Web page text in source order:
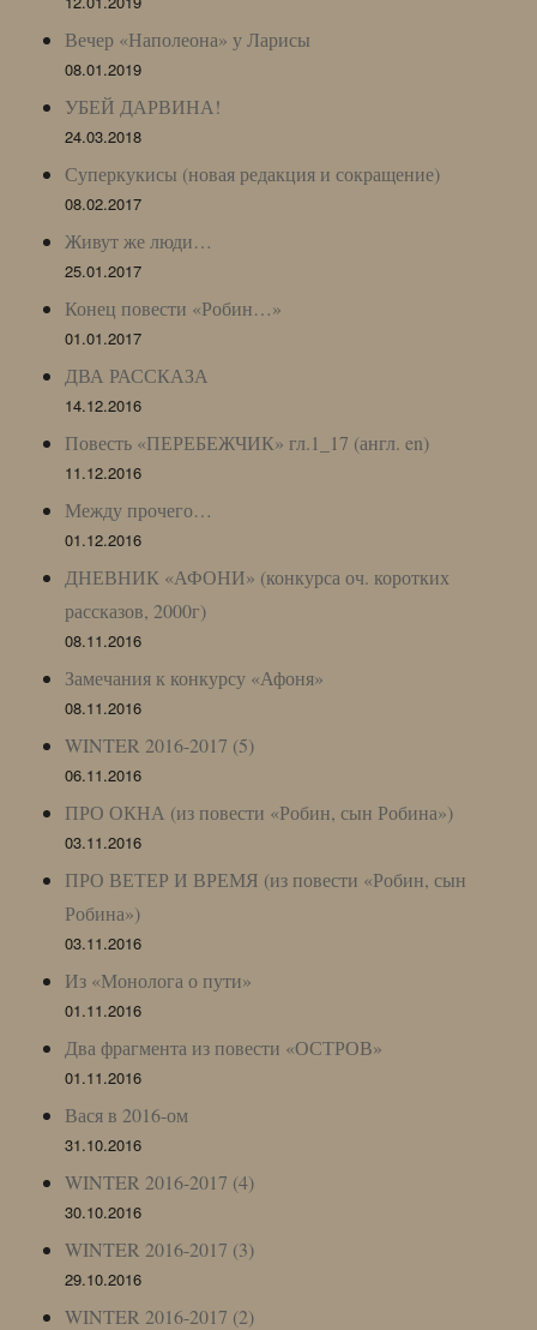
Вечер «Наполеона» у Ларисы
08.01.2019
УБЕЙ ДАРВИНА!
24.03.2018
Суперкукисы (новая редакция и сокращение)
08.02.2017
Живут же люди…
25.01.2017
Конец повести «Робин…»
01.01.2017
ДВА РАССКАЗА
14.12.2016
Повесть «ПЕРЕБЕЖЧИК» гл.1_17 (англ. en)
11.12.2016
Между прочего…
01.12.2016
ДНЕВНИК «АФОНИ» (конкурса оч. коротких
рассказов, 2000г)
08.11.2016
Замечания к конкурсу «Афоня»
08.11.2016
WINTER 2016-2017 (5)
06.11.2016
ПРО ОКНА (из повести «Робин, сын Робина»)
03.11.2016
ПРО ВЕТЕР И ВРЕМЯ (из повести «Робин, сын
Робина»)
03.11.2016
Из «Монолога о пути»
01.11.2016
Два фрагмента из повести «ОСТРОВ»
01.11.2016
Вася в 2016-ом
31.10.2016
WINTER 2016-2017 (4)
30.10.2016
WINTER 2016-2017 (3)
29.10.2016
WINTER 2016-2017 (2)